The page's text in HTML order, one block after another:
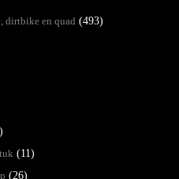
dirtbike en quad (493)
(11)
(26)